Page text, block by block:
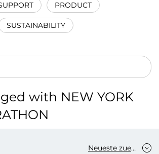
PRODUCT
SUSTAINABILITY
with NEW YORK
Neueste zuerst